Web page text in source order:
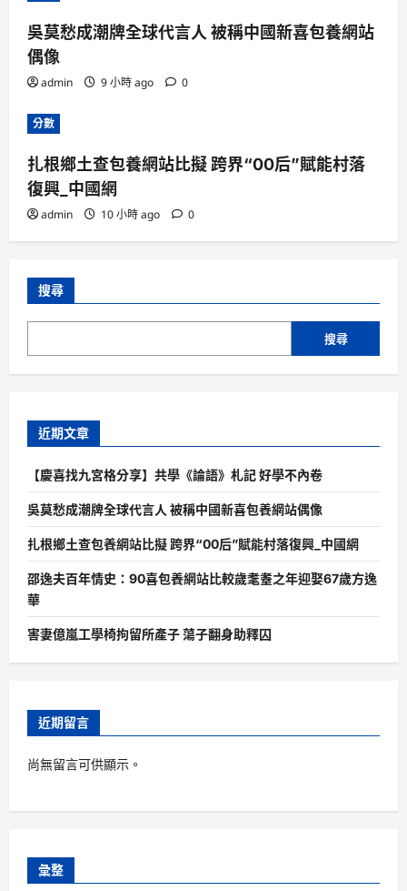
吳莫愁成潮牌全球代言人 被稱中國新喜包養網站
偶像
admin 9 小時 ago 0
分數
扎根鄉土查包養網站比擬 跨界“00后”賦能村落
復興_中國網
admin 10 小時 ago 0
搜尋
搜尋
近期文章
【慶喜找九宮格分享】共學《論語》札記 好學不內卷
吳莫愁成潮牌全球代言人 被稱中國新喜包養網站偶像
扎根鄉土查包養網站比擬 跨界“00后”賦能村落復興_中國網
邵逸夫百年情史：90喜包養網站比較歲耄耋之年迎娶67歲方逸
華
害妻億嵐工學椅拘留所產子 蕩子翻身助釋囚
近期留言
尚無留言可供顯示。
彙整